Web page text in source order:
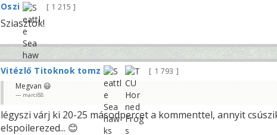
Oszi 1 215
Sziasztok!
Vitézlő Titoknok tomz
1 793
Megvan 😃
marci88
légyszi várj ki 20-25 másodpercet a kommenttel, annyit
elspoilerezed... 😊